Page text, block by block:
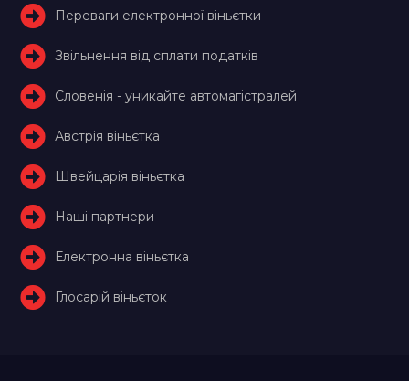
Переваги електронної віньєтки
Звільнення від сплати податків
Словенія - уникайте автомагістралей
Австрія віньєтка
Швейцарія віньєтка
Наші партнери
Електронна віньєтка
Глосарій віньєток